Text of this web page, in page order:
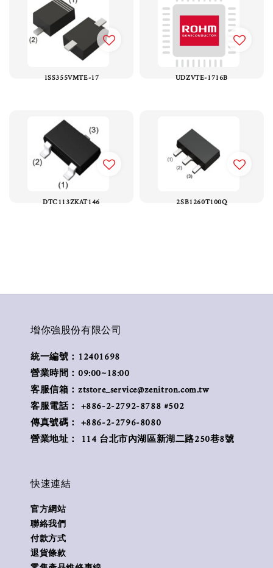
1SS355VMTE-17 UDZVTE-1716B
DTC113ZKAT146 2SB1260T100Q
增你強股份有限公司
統一編號：12401698
營業時間：09:00~18:00
客服信箱：ztstore_service@zenitron.com.tw
客服電話： +886-2-2792-8788 #502
傳真號碼： +886-2-2796-8080
營業地址： 114 台北市內湖區新湖二路250巷8號
快速連結
官方網站
聯絡我們
付款方式
退貨條款